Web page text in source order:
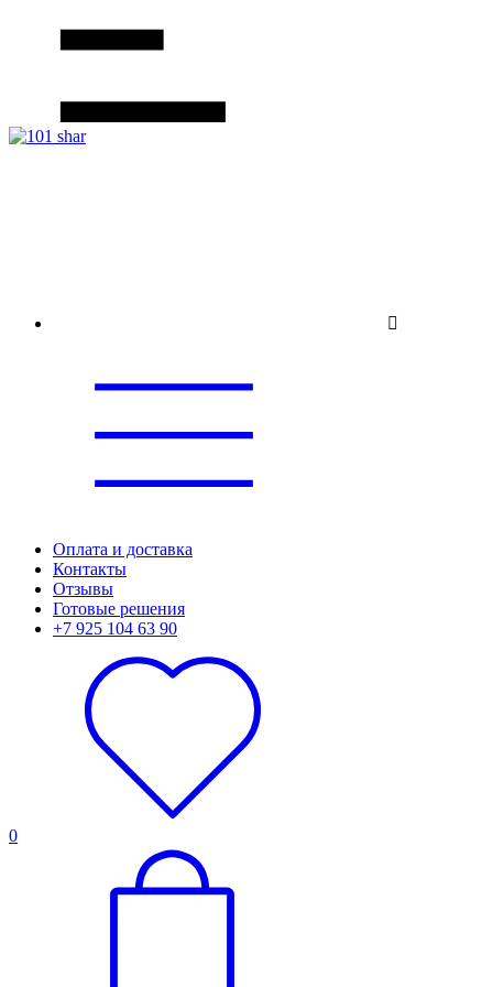
Оплата и доставка
Контакты
Отзывы
Готовые решения
+7 925 104 63 90
0